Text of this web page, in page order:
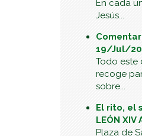
En cada
Jesús...
19/Jul/
Todo este
recoge
sobre...
El rito, el
LEÓN XIV
Plaza de